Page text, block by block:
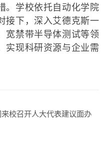
。学校依托自动化学院
接下，深入艾德克斯一
宽禁带半导体测试等领
实现科研资源与企业需
校召开人大代表建议面办